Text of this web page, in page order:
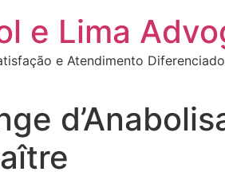
e Lima
e Atendimento